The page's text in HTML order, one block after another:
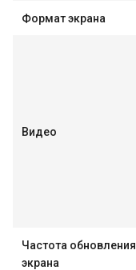
Формат экрана
Видео
Частота обновления
экрана